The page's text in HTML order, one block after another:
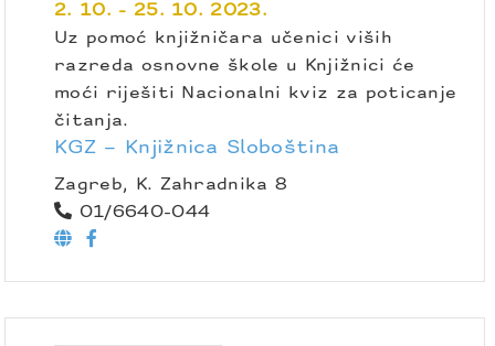
2. 10. - 25. 10. 2023.
Uz pomoć knjižničara učenici viših
razreda osnovne škole u Knjižnici će
moći riješiti Nacionalni kviz za poticanje
čitanja.
KGZ – Knjižnica Sloboština
Zagreb, K. Zahradnika 8
01/6640-044